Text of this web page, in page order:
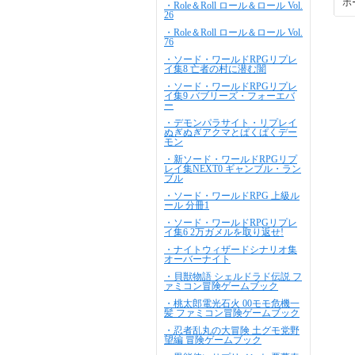
・Role＆Roll ロール＆ロール Vol.
26
・Role＆Roll ロール＆ロール Vol.
76
・ソード・ワールドRPGリプレ
イ集8 亡者の村に潜む闇
・ソード・ワールドRPGリプレ
イ集9 バブリーズ・フォーエバ
ー
・デモンパラサイト・リプレイ
ぬぎぬぎアクマとぱくぱくデー
モン
・新ソード・ワールドRPGリプ
レイ集NEXT0 ギャンブル・ラン
ブル
・ソード・ワールドRPG 上級ル
ール 分冊1
・ソード・ワールドRPGリプレ
イ集6 2万ガメルを取り返せ!
・ナイトウィザードシナリオ集
オーバーナイト
・貝獣物語 シェルドラド伝説 フ
ァミコン冒険ゲームブック
・桃太郎電光石火 00モモ危機一
髪 ファミコン冒険ゲームブック
・忍者乱丸の大冒険 土グモ党野
望編 冒険ゲームブック
ホ